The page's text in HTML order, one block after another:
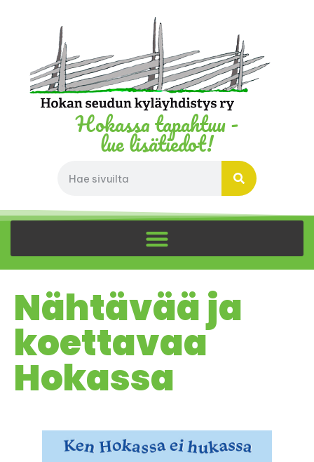
Hokassa tapahtuu -
lue lisätiedot!
Nähtävää ja
koettavaa
Hokassa